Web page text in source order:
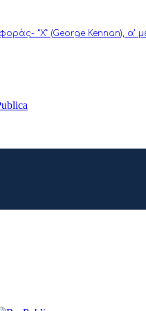
“Χ” (George Kennan), α’